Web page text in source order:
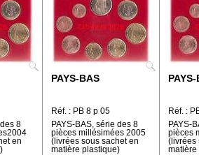
8
en
PAYS-BAS
Réf. : PB 8 p 05
PAYS-BAS, série des 8
pièces millésimées 2005
(livrées sous sachet en
matière plastique)
Réf. :
PAYS-
pièces
(livrées
matière